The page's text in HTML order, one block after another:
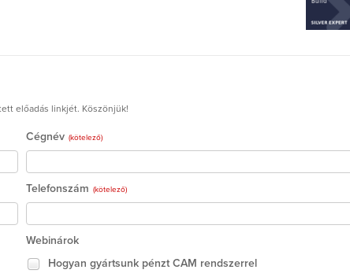
előadás linkjét. Köszönjük!
Cégnév (kötelező)
Telefonszám (kötelező)
Webinárok
Hogyan gyártsunk pénzt CAM rendszerrel